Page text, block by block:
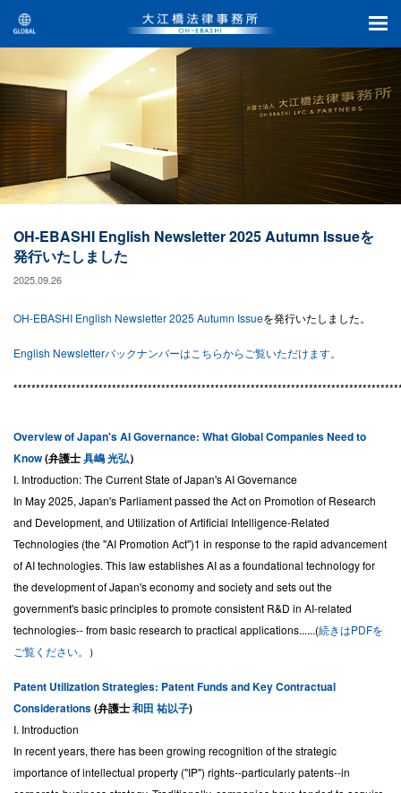
OH-EBASHI English Newsletter 2025 Autumn Issueを
発行いたしました
2025.09.26
OH-EBASHI English Newsletter 2025 Autumn Issueを発行いたしました。
English Newsletterバックナンバーはこちらからご覧いただけます。
Overview of Japan's AI Governance: What Global Companies Need to
Know(弁護士具嶋 光弘）
I. Introduction: The Current State of Japan's AI Governance
In May 2025, Japan's Parliament passed the Act on Promotion of Research
and Development, and Utilization of Artificial Intelligence-Related
Technologies (the "AI Promotion Act")1 in response to the rapid advancement
of AI technologies. This law establishes AI as a foundational technology for
the development of Japan's economy and society and sets out the
government's basic principles to promote consistent R&D in AI-related
technologies-- from basic research to practical applications......(続きはPDFを
ご覧ください。
）
Patent Utilization Strategies: Patent Funds and Key Contractual
Considerations(弁護士和田 祐以子)
I. Introduction
In recent years, there has been growing recognition of the strategic
importance of intellectual property ("IP") rights--particularly patents--in